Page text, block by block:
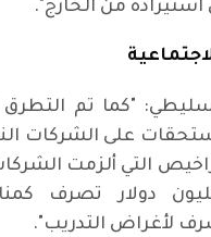
استيراده من الخارج".
"كما تم
على الشركات
التي ألزمت
دولار تصرف
لأغراض التدريب".